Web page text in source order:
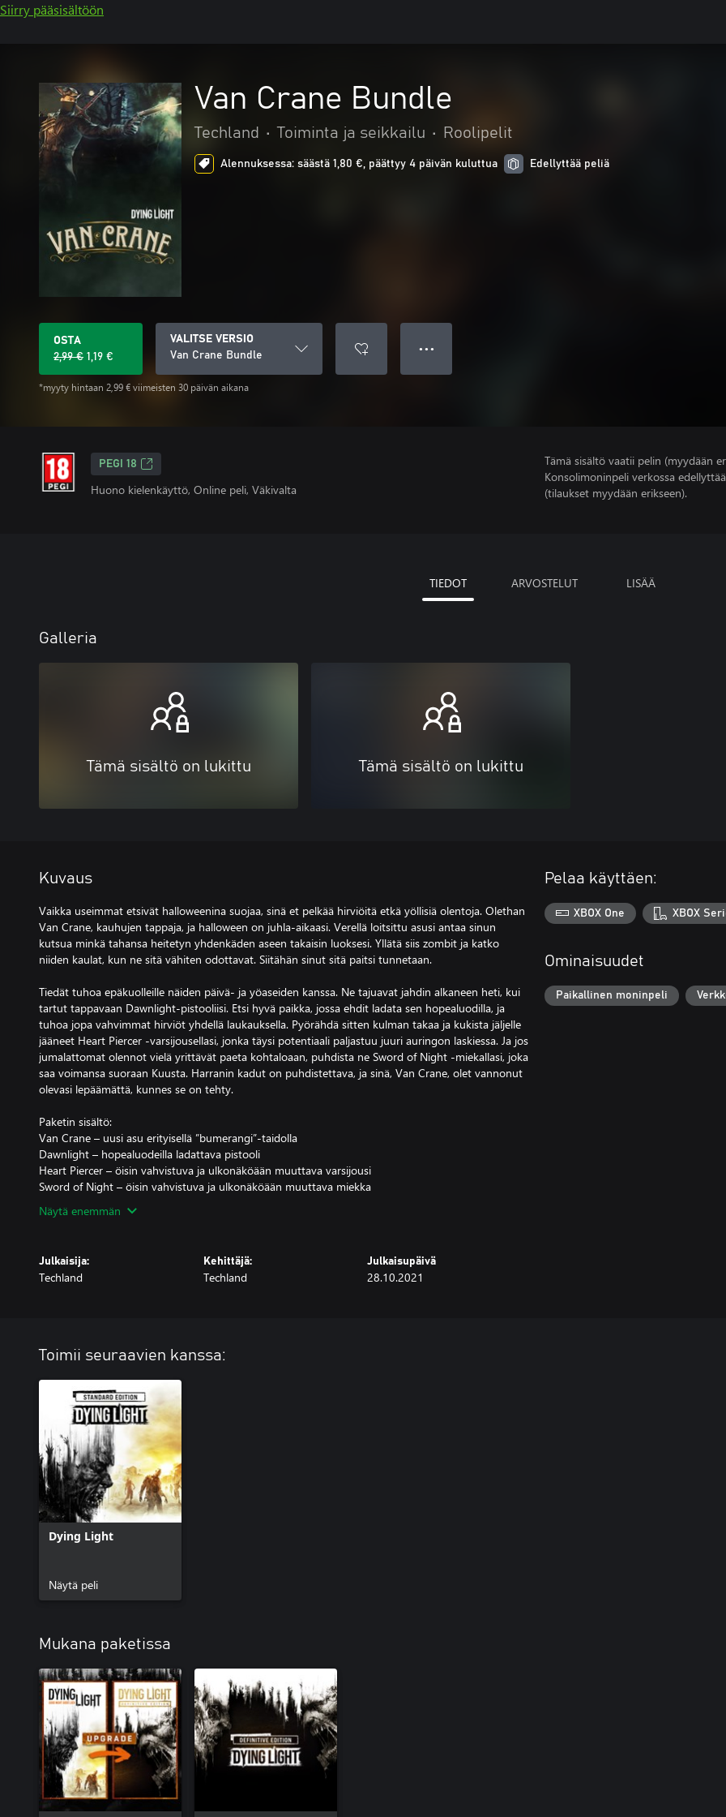
Siirry pääsisältöön
Van Crane Bundle
Techland • Toiminta ja seikkailu • Roolipelit
Alennuksessa: säästä 1,80 €, päättyy 4 päivän kuluttua Edellyttää peliä
OSTA
2,99 € 1,19 €
*myyty hintaan 2,99 € viimeisten 30 päivän aikana
VALITSE VERSIO
Van Crane Bundle
● ● ●
PEGI 18
Huono kielenkäyttö, Online peli, Väkivalta
Tämä sisältö vaatii pelin (myydään
Konsolimoninpeli verkossa
(tilaukset myydään erikseen).
TIEDOT ARVOSTELUT LISÄÄ
Galleria
Tämä sisältö on lukittu Tämä sisältö on lukittu
Kuvaus
Vaikka useimmat etsivät halloweenina suojaa, sinä et pelkää hirviöitä etkä yöllisiä olentoja. Olethan
Van Crane, kauhujen tappaja, ja halloween on juhla-aikaasi. Verellä loitsittu asusi antaa sinun
kutsua minkä tahansa heitetyn yhdenkäden aseen takaisin luoksesi. Yllätä siis zombit ja katko
niiden kaulat, kun ne sitä vähiten odottavat. Siitähän sinut sitä paitsi tunnetaan.
Tiedät tuhoa epäkuolleille näiden päivä- ja yöaseiden kanssa. Ne tajuavat jahdin alkaneen heti, kui
tartut tappavaan Dawnlight-pistooliisi. Etsi hyvä paikka, jossa ehdit ladata sen hopealuodilla, ja
tuhoa jopa vahvimmat hirviöt yhdellä laukauksella. Pyörähdä sitten kulman takaa ja kukista jäljelle
jääneet Heart Piercer -varsijousellasi, jonka täysi potentiaali paljastuu juuri auringon laskiessa. Ja jos
jumalattomat olennot vielä yrittävät paeta kohtaloaan, puhdista ne Sword of Night -miekallasi, joka
saa voimansa suoraan Kuusta. Harranin kadut on puhdistettava, ja sinä, Van Crane, olet vannonut
olevasi lepäämättä, kunnes se on tehty.
Paketin sisältö:
Van Crane – uusi asu erityisellä ”bumerangi”-taidolla
Dawnlight – hopealuodeilla ladattava pistooli
Heart Piercer – öisin vahvistuva ja ulkonäköään muuttava varsijousi
Näytä enemmän
Julkaisija:
Techland
Kehittäjä:
Techland
Julkaisupäivä
28.10.2021
Pelaa käyttäen:
XBOX One XBOX
Ominaisuudet
Paikallinen moninpeli
Toimii seuraavien kanssa:
Dying Light
Näytä peli
Mukana paketissa